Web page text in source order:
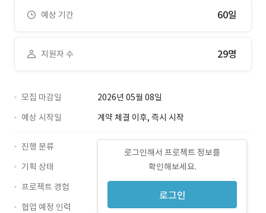
예상 기간 60일
지원자 수 29명
모집 마감일
2026년 05월 08일
예상 시작일
계약 체결 이후, 즉시 시작
로그인해서 프로젝트 정보를
확인해보세요.
로그인
진행 분류
기획 상태
프로젝트 경험
협업 예정 인력